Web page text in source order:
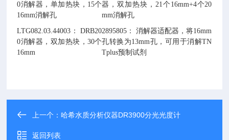
0消解器，单加热块，15个
16mm消解孔
器，双加热块，21个16mm+4个20
mm消解孔
LTG082.03.44003： DRB20
0消解器，双加热块，30个
16mm
2895805： 消解器适配器，将16mm
孔转换为13mm孔，可用于消解TN
Tplus预制试剂
上一个：哈希水质分析仪器DR3900分光光度计
返回列表